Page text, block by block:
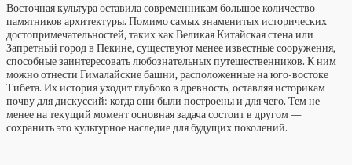
Восточная культура оставила современникам большое количество
памятников архитектуры. Помимо самых знаменитых исторических
достопримечательностей, таких как Великая Китайская стена или
Запретный город в Пекине, существуют менее известные сооружения,
способные заинтересовать любознательных путешественников. К ним
можно отнести Гималайские башни, расположенные на юго-востоке
Тибета. Их история уходит глубоко в древность, оставляя историкам
почву для дискуссий: когда они были построены и для чего. Тем не
менее на текущий момент основная задача состоит в другом —
сохранить это культурное наследие для будущих поколений.